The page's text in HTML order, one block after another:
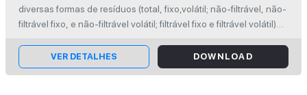
diversas formas de resíduos (total, fixo,volátil; não-filtrável, não-
filtrável fixo, e não-filtrável volátil; filtrável fixo e filtrável volátil)
VER DETALHES DOWNLOAD